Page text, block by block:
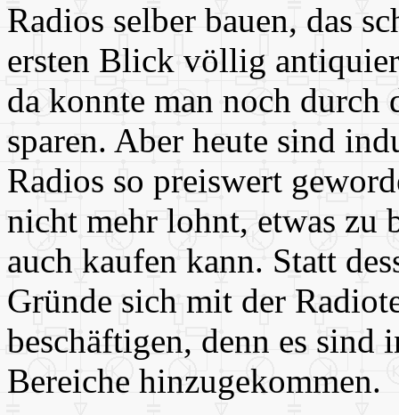
Radios selber bauen, das
ersten Blick völlig
da konnte man noch durch
sparen. Aber heute sind
Radios so preiswert
nicht mehr lohnt, etwas zu
auch kaufen kann. Statt
Gründe sich mit der
beschäftigen, denn es sind
Bereiche hinzugekommen.